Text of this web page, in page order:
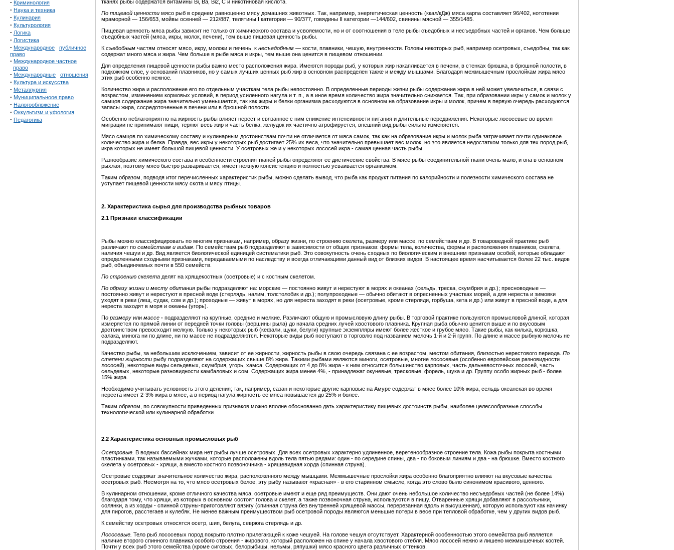
· Криминология
· Наука и техника
· Кулинария
· Культурология
· Логика
· Логистика
· Международное
публичное
право
· Международное частное
право
· Международные отношения
· Культура и искусства
· Металлургия
· Муниципальноое право
· Налогообложение
· Оккультизм и уфология
· Педагогика
тканях рыбы содержатся витамины Bi, Ba, Bi2, С и никотиновая кислота.
По пищевой ценности мясо рыб в среднем равноценно мясу домашних животных. Так, например, энергетическая ценность (ккал/кДж) мяса карпа составляет 96/402, нототении
мраморной — 156/653, мойвы осенней — 212/887, телятины I категории — 90/377, говядины II категории —144/602, свинины мясной — 355/1485.
Пищевая ценность мяса рыбы зависит не только от химического состава и усвояемости, но и от соотношения в теле рыбы съедобных и несъедобных частей и органов. Чем больше
съедобных частей (мяса, икры, молок, печени), тем выше пищевая ценность рыбы.
К съедобным частям относят мясо, икру, молоки и печень, к несъедобным — кости, плавники, чешую, внутренности. Головы некоторых рыб, например осетровых, съедобны, так как
содержат много мяса и жира. Чем больше в рыбе мяса и икры, тем выше она ценится в пищевом отношении.
Для определения пищевой ценности рыбы важно место расположения жира. Имеются породы рыб, у которых жир накапливается в печени, в стенках брюшка, в брюшной полости, в
подкожном слое, у оснований плавников, но у самых лучших ценных рыб жир в основном распределен также и между мышцами. Благодаря межмышечным прослойкам жира мясо
этих рыб особенно нежное.
Количество жира и расположение его по отдельным участкам тела рыбы непостоянно. В определенные периоды жизни рыбы содержание жира в ней может увеличиться, в связи с
возрастом, изменением кормовых условий, в период усиленного нагула и т. п., а в иное время количество жира значительно снижается. Так, при образовании икры у самок и молок у
самцов содержание жира значительно уменьшается, так как жиры и белки организма расходуются в основном на образование икры и молок, причем в первую очередь расходуются
запасы жира, сосредоточенные в печени или в брюшной полости.
Особенно неблагоприятно на жирность рыбы влияет нерест и связанное с ним снижение интенсивности питания и длительные передвижения. Некоторые лососевые во время
миграции не принимают пищи, теряют весь жир и часть белка, желудок их частично атрофируется, внешний вид рыбы сильно изменяется.
Мясо самцов по химическому составу и кулинарным достоинствам почти не отличается от мяса самок, так как на образование икры и молок рыба затрачивает почти одинаковое
количество жира и белка. Правда, вес икры у некоторых рыб достигает 25% их веса, что значительно превышает вес молок, но это является недостатком только для тех пород рыб,
икра которых не имеет большой пищевой ценности. У осетровых же и у некоторых лососей икра - самая ценная часть рыбы.
Разнообразие химического состава и особенности строения тканей рыбы определяют ее диетические свойства. В мясе рыбы соединительной ткани очень мало, и она в основном
рыхлая, поэтому мясо быстро разваривается, имеет нежную консистенцию и полностью усваивается организмом.
Таким образом, подводя итог перечисленных характеристик рыбы, можно сделать вывод, что рыба как продукт питания по калорийности и полезности химического состава не
уступает пищевой ценности мясу скота и мясу птицы.
2. Характеристика сырья для производства рыбных товаров
2.1 Признаки классификации
Рыбы можно классифицировать по многим признакам, например, образу жизни, по строению скелета, размеру или массе, по семействам и др. В товароведной практике рыб
различают по семействам и видам . По семействам рыб подразделяют в зависимости от общих признаков: формы тела, количества, формы и расположения плавников, скелета,
наличия чешуи и др. Вид является биологической единицей систематики рыб. Это совокупность очень сходных по биологическим и внешним признакам особей, которые обладают
определенными сходными признаками, передаваемыми по наследству и всегда отличающими данный вид от близких видов. В настоящее время насчитывается более 22 тыс. видов
рыб, объединяемых почти в 550 семейств.
По строению скелета делят на хрящекостных (осетровые) и с костным скелетом.
По образу жизни и месту обитания рыбы подразделяют на: морские — постоянно живут и нерестуют в морях и океанах (сельдь, треска, скумбрия и др.); пресноводные —
постоянно живут и нерестуют в пресной воде (стерлядь, налим, толстолобик и др.); полупроходные — обычно обитают в опресненных участках морей, а для нереста и зимовки
уходят в реки (лещ, судак, сом и др.); проходные — живут в морях, но для нереста заходят в реки (осетровые, кроме стерляди, горбуша, кета и др.) или живут в пресной воде, а для
нереста заходят в моря и океаны (угорь).
По размеру или массе - подразделяют на крупные, средние и мелкие. Различают общую и промысловую длину рыбы. В торговой практике пользуются промысловой длиной, которая
измеряется по прямой линии от передней точки головы (вершины рыла) до начала средних лучей хвостового плавника. Крупная рыба обычно ценится выше и по вкусовым
достоинством превосходит мелкую. Только у некоторых рыб (кефали, щуки, белуги) крупные экземпляры имеют более жесткое и грубое мясо. Такие рыбы, как килька, корюшка,
салака, минога ни по длине, ни по массе не подразделяются. Некоторые виды рыб поступают в торговлю под названием мелочь 1-й и 2-й групп. По длине и массе рыбную мелочь не
подразделяют.
Качество рыбы, за небольшим исключением, зависит от ее жирности, жирность рыбы в свою очередь связана с ее возрастом, местом обитания, близостью нерестового периода. По
степени жирности рыбу подразделяют на содержащих свыше 8% жира. Такими рыбами являются миноги, осетровые, многие лососевые (особенно европейские разновидности
лососей), некоторые виды сельдевых, скумбрия, угорь, хамса. Содержащих от 4 до 8% жира - к ним относится большинство карповых, часть дальневосточных лососей, часть
сельдевых, некоторые разновидности камбаловых и сом. Содержащих жира менее 4%, - принадлежат окуневые, тресковые, форель, щука и др. Группу особо жирных рыб - более
15% жира.
Необходимо учитывать условность этого деления; так, например, сазан и некоторые другие карповые на Амуре содержат в мясе более 10% жира, сельдь океанская во время
нереста имеет 2-3% жира в мясе, а в период нагула жирность ее мяса повышается до 25% и более.
Таким образом, по совокупности приведенных признаков можно вполне обоснованно дать характеристику пищевых достоинств рыбы, наиболее целесообразные способы
технологической или кулинарной обработки.
2.2 Характеристика основных промысловых рыб
Осетровые. В водных бассейнах мира нет рыбы лучше осетровых. Для всех осетровых характерно удлиненное, веретенообразное строение тела. Кожа рыбы покрыта костными
пластинками, так называемыми жучками, которые расположены вдоль тела пятью рядами: один - по середине спины, два - по боковым линиям и два - на брюшке. Вместо костного
скелета у осетровых - хрящи, а вместо костного позвоночника - хрящевидная хорда (спинная струна).
Осетровые содержат значительное количество жира, расположенного между мышцами. Межмышечные прослойки жира особенно благоприятно влияют на вкусовые качества
осетровых рыб. Несмотря на то, что мясо осетровых белое, эту рыбу называют «красная» - в его старинном смысле, когда это слово было синонимом красивого, ценного.
В кулинарном отношении, кроме отличного качества мяса, осетровые имеют и еще ряд преимуществ. Они дают очень небольшое количество несъедобных частей (не более 14%)
благодаря тому, что хрящи, из которых в основном состоят голова и скелет, а также позвоночная струна, используются в пищу. Отваренные хрящи добавляют в рассольники,
солянки, а из хорды - спинной струны-приготовляют вязигу (спинная струна без внутренней хрящевой массы, перерезанная вдоль и высушенная), которую используют как начинку
для пирогов, расстегаев и кулебяк. Не менее важным преимуществом рыб осетровой породы являются меньшие потери в весе при тепловой обработке, чем у других видов рыб.
К семейству осетровых относятся осетр, шип, белуга, севрюга стерлядь и др.
Лососевые. Тело рыб лососевых пород покрыто плотно прилегающей к коже чешуей. На голове чешуя отсутствует. Характерной особенностью этого семейства рыб является
наличие второго спинного плавника особого строения - жирового, который расположен на спине у начала хвостового стебля. Мясо лососей нежно и лишено межмышечных костей.
Почти у всех рыб этого семейства (кроме сиговых, белорыбицы, нельмы, ряпушки) мясо красного цвета различных оттенков.